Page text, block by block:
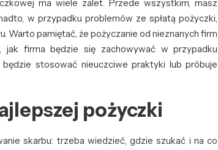
ma wiele zalet. Przede wszystkim, masz
w przypadku problemów ze spłatą pożyczki,
Warto pamiętać, że pożyczanie od nieznanych firm
firma będzie się zachowywać w przypadku
stosować nieuczciwe praktyki lub próbuje
pożyczki
skarbu: trzeba wiedzieć, gdzie szukać i na co